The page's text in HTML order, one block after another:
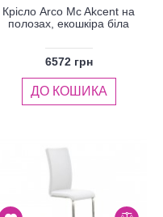
Крісло Arco Mc Akcent на
полозах, екошкіра біла
6572 грн
ДО КОШИКА